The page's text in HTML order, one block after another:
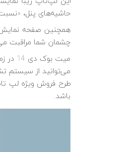
حاشیه‌های پنل، «نسبت
همچنین صفحه نمایش
چشمان شما مراقبت
میت
می‌توانید از سیستم
باشد.